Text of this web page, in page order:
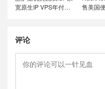
宽原生IP VPS年付特
售美国
评论